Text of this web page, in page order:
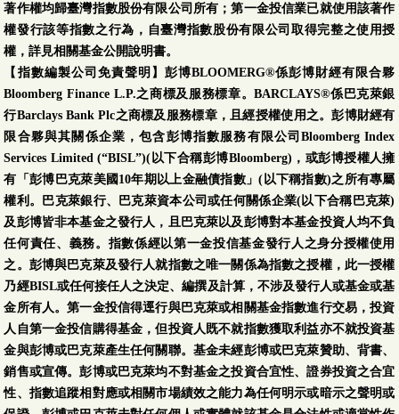
著作權均歸臺灣指數股份有限公司所有；第一金投信業已就使用該著作
權發行該等指數之行為，自臺灣指數股份有限公司取得完整之使用授
權，詳見相關基金公開說明書。
【指數編製公司免責聲明】彭博BLOOMERG®係彭博財經有限合夥
Bloomberg Finance L.P.之商標及服務標章。BARCLAYS®係巴克萊銀
行Barclays Bank Plc之商標及服務標章，且經授權使用之。彭博財經有
限合夥與其關係企業，包含彭博指數服務有限公司Bloomberg Index
Services Limited (“BISL”)(以下合稱彭博Bloomberg)，或彭博授權人擁
有「彭博巴克萊美國10年期以上金融債指數」(以下稱指數)之所有專屬
權利。巴克萊銀行、巴克萊資本公司或任何關係企業(以下合稱巴克萊)
及彭博皆非本基金之發行人，且巴克萊以及彭博對本基金投資人均不負
任何責任、義務。指數係經以第一金投信基金發行人之身分授權使用
之。彭博與巴克萊及發行人就指數之唯一關係為指數之授權，此一授權
乃經BISL或任何接任人之決定、編撰及計算，不涉及發行人或基金或基
金所有人。第一金投信得逕行與巴克萊或相關基金指數進行交易，投資
人自第一金投信購得基金，但投資人既不就指數獲取利益亦不就投資基
金與彭博或巴克萊產生任何關聯。基金未經彭博或巴克萊贊助、背書、
銷售或宣傳。彭博或巴克萊均不對基金之投資合宜性、證券投資之合宜
性、指數追蹤相對應或相關市場績效之能力為任何明示或暗示之聲明或